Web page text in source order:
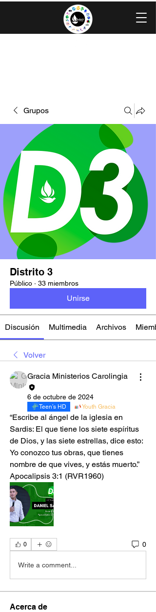
Grupos
Distrito 3
Público · 33 miembros
Unirse
Discusión Multimedia Archivos
Volver
Gracia Ministerios Carolingia
6 de octubre de 2024
Teen’s HD Youth Gracia
“Escribe al ángel de la iglesia en
Sardis: El que tiene los siete espíritus
de Dios, y las siete estrellas, dice esto:
Yo conozco tus obras, que tienes
nombre de que vives, y estás muerto.”
‭‭Apocalipsis‬ ‭3‬:‭1‬ ‭(RVR1960‬‬)
0 0
Write a comment...
Acerca de